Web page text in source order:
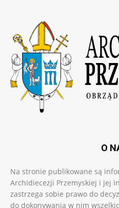
O
Na stronie publikowane są
Archidiecezji Przemyskiej i jej
zastrzega sobie prawo do
do dokonywania w nim